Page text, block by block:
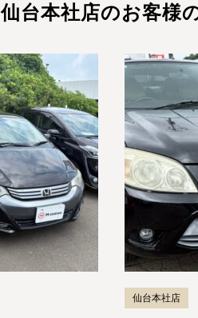
仙台本社店のお客様
仙台本社店